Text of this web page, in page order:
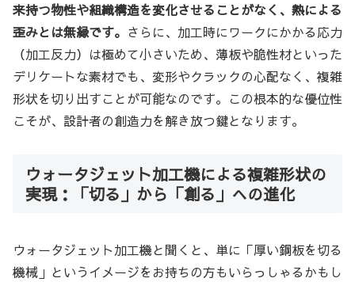
来持つ物性や組織構造を変化させることがなく、熱による
歪みとは無縁です。 さらに、加工時にワークにかかる応力
（加工反力）は極めて小さいため、薄板や脆性材といった
デリケートな素材でも、変形やクラックの心配なく、複雑
形状を切り出すことが可能なのです。この根本的な優位性
こそが、設計者の創造力を解き放つ鍵となります。
ウォータジェット加工機による複雑形状の
実現：「切る」から「創る」への進化
ウォータジェット加工機と聞くと、単に「厚い鋼板を切る
機械」というイメージをお持ちの方もいらっしゃるかもし